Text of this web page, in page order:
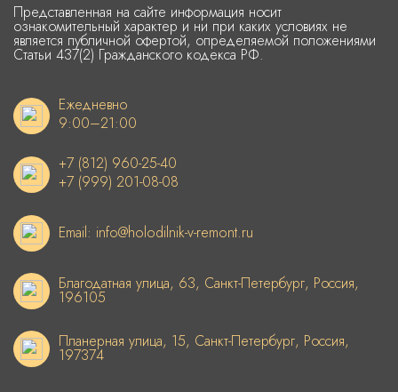
Представленная на сайте информация носит
ознакомительный характер и ни при каких условиях не
является публичной офертой, определяемой положениями
Статьи 437(2) Гражданского кодекса РФ.
Ежедневно
9:00–21:00
+7 (812) 960-25-40
+7 (999) 201-08-08
Email: info@holodilnik-v-remont.ru
Благодатная улица, 63, Санкт-Петербург, Россия,
196105
Планерная улица, 15, Санкт-Петербург, Россия,
197374